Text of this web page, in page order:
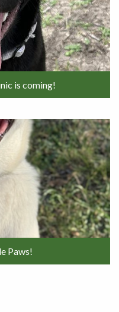
is coming!
Paws!